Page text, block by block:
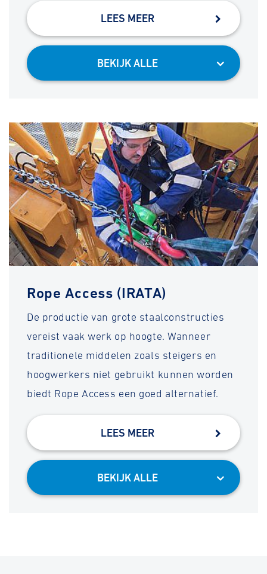
BEKIJK ALLE
LEES MEER
Rope Access (IRATA)
De productie van grote staalconstructies
vereist vaak werk op hoogte. Wanneer
traditionele middelen zoals steigers en
hoogwerkers niet gebruikt kunnen worden
biedt Rope Access een goed alternatief.
BEKIJK ALLE
LEES MEER